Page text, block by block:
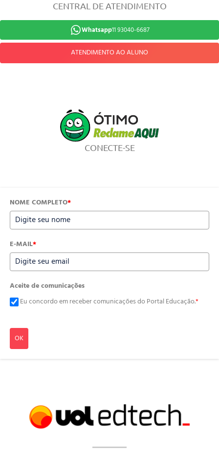
CENTRAL DE ATENDIMENTO
Whatsapp11 93040-6687
ATENDIMENTO AO ALUNO
CONECTE-SE
NOME COMPLETO*
E-MAIL*
Aceite de comunicações
Eu concordo em receber comunicações do Portal Educação.*
OK